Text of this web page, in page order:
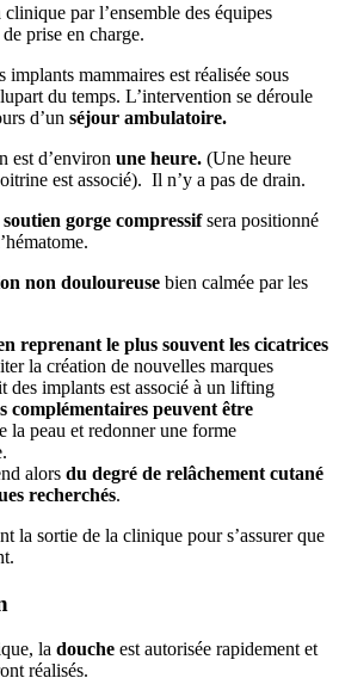
par l’ensemble des équipes
prise en charge.
mammaires est réalisée sous
du temps. L’intervention se déroule
d’un séjour ambulatoire.
est d’environ une heure. (Une heure
est associé). Il n’y a pas de drain.
soutien gorge compressifsera positionné
non douloureuse bien calmée par les
reprenant le plus souvent les cicatrices
la création de nouvelles marques
des implants est associé à un lifting
complémentaires peuvent être
la peau et redonner une forme
alors du degré de relâchement cutané
recherchés.
la sortie de la clinique pour s’assurer que
la douche est autorisée rapidement et
réalisés.